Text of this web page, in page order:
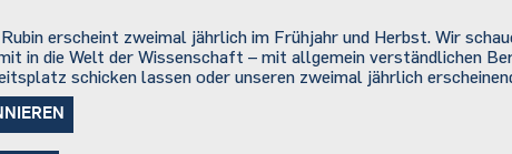
erscheint zweimal jährlich im Frühjahr und Herbst. Wir
in die Welt der Wissenschaft – mit allgemein verständlichen
schicken lassen oder unseren zweimal jährlich